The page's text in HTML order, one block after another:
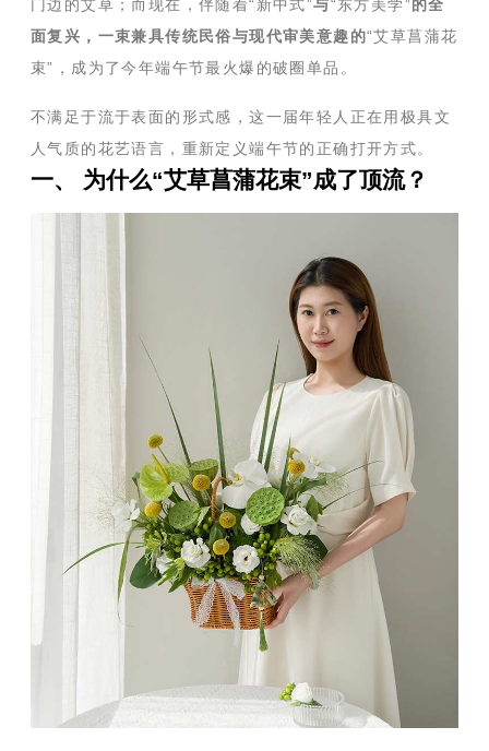
门边的艾草；而现在，伴随着“新中式”与“东方美学”的全
面复兴，一束兼具传统民俗与现代审美意趣的“艾草菖蒲花
束”，成为了今年端午节最火爆的破圈单品。
不满足于流于表面的形式感，这一届年轻人正在用极具文
人气质的花艺语言，重新定义端午节的正确打开方式。
一、 为什么“艾草菖蒲花束”成了顶流？